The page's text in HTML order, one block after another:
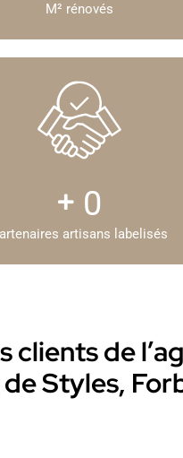
M² rénovés
0
artisans labelisés
clients de
Styles,